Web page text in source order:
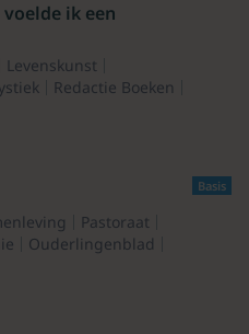
voelde ik een
Levenskunst
Redactie Boeken
Basis
Pastoraat
Ouderlingenblad